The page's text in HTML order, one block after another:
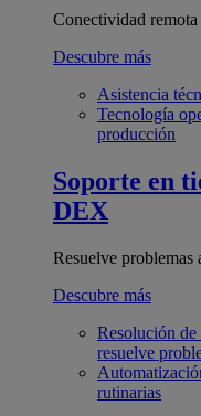
Conectividad remota
Descubre más
Asistencia
Tecnología
producción
Soporte en
DEX
Resuelve problemas
Descubre más
Resolución de
resuelve
rutinarias